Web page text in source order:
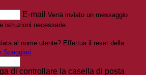
E-mail Verrà inviato un messaggio
istruzioni necessarie.
al nome utente? Effettua il reset della
Spaggiari
di controllare la casella di posta